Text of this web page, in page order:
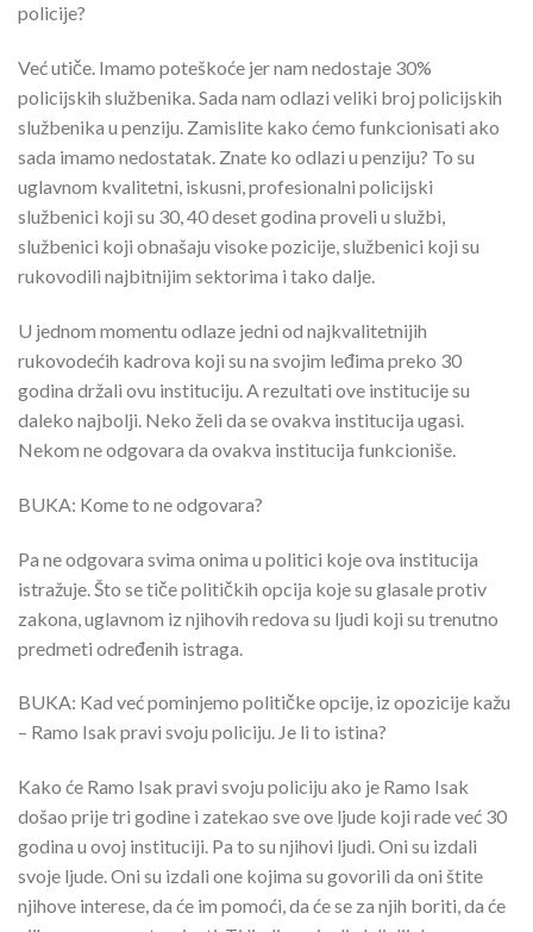
policije?
Već utiče. Imamo poteškoće jer nam nedostaje 30%
policijskih službenika. Sada nam odlazi veliki broj policijskih
službenika u penziju. Zamislite kako ćemo funkcionisati ako
sada imamo nedostatak. Znate ko odlazi u penziju? To su
uglavnom kvalitetni, iskusni, profesionalni policijski
službenici koji su 30, 40 deset godina proveli u službi,
službenici koji obnašaju visoke pozicije, službenici koji su
rukovodili najbitnijim sektorima i tako dalje.
U jednom momentu odlaze jedni od najkvalitetnijih
rukovodećih kadrova koji su na svojim leđima preko 30
godina držali ovu instituciju. A rezultati ove institucije su
daleko najbolji. Neko želi da se ovakva institucija ugasi.
Nekom ne odgovara da ovakva institucija funkcioniše.
BUKA: Kome to ne odgovara?
Pa ne odgovara svima onima u politici koje ova institucija
istražuje. Što se tiče političkih opcija koje su glasale protiv
zakona, uglavnom iz njihovih redova su ljudi koji su trenutno
predmeti određenih istraga.
BUKA: Kad već pominjemo političke opcije, iz opozicije kažu
– Ramo Isak pravi svoju policiju. Je li to istina?
Kako će Ramo Isak pravi svoju policiju ako je Ramo Isak
došao prije tri godine i zatekao sve ove ljude koji rade već 30
godina u ovoj instituciji. Pa to su njihovi ljudi. Oni su izdali
svoje ljude. Oni su izdali one kojima su govorili da oni štite
njihove interese, da će im pomoći, da će se za njih boriti, da će